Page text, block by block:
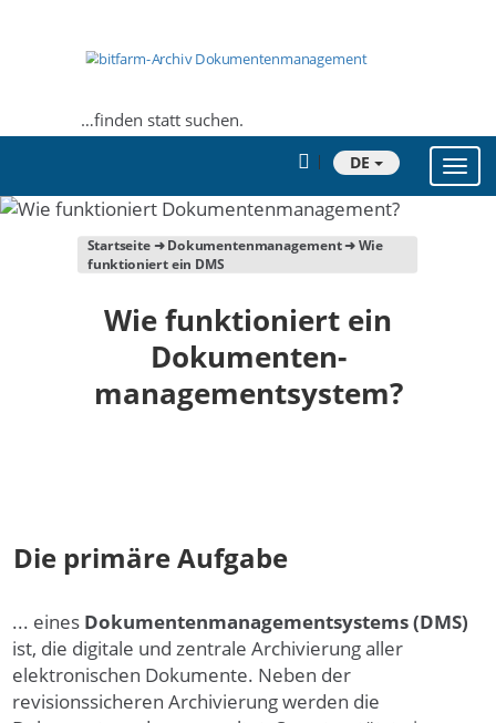
…finden statt suchen.
DE
Startseite➜Dokumentenmanagement➜ Wie
funktioniert ein DMS
Wie funktioniert ein
Dokumenten­
managementsystem?
Die primäre Aufgabe
... eines Dokumentenmanagementsystems (DMS)
ist, die digitale und zentrale Archivierung aller
elektronischen Dokumente. Neben der
revisionssicheren Archivierung werden die